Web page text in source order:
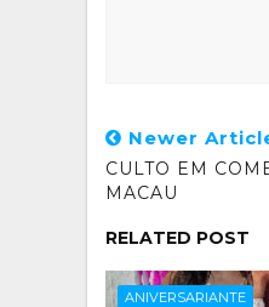
Newer
CULTO EM
MACAU
RELATED POST
ANIVERSARIANTE